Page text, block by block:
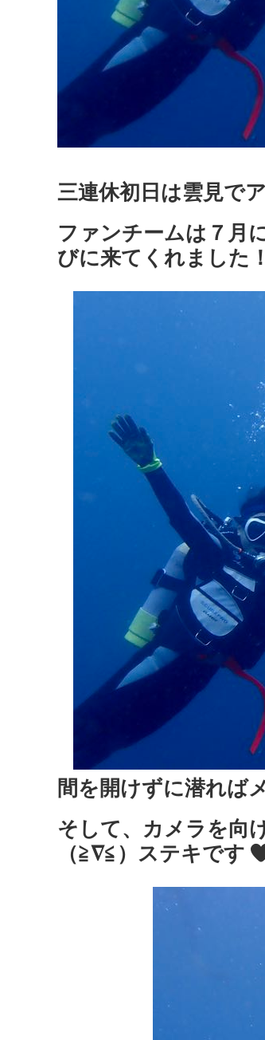
三連休初日は雲見で
ファンチームは７月
びに来てくれました
間を開けずに潜れば
そして、カメラを向
（≧∇≦）ステキです